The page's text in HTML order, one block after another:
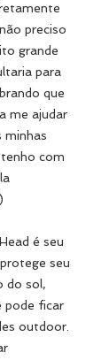
preciso
grande
para
que
me ajudar
minhas
tenho com
é seu
seu
do sol,
pode ficar
outdoor.